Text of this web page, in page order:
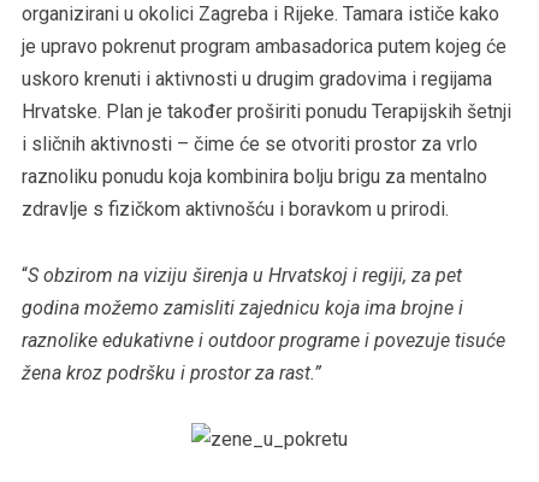
organizirani u okolici Zagreba i Rijeke. Tamara ističe kako
je upravo pokrenut program ambasadorica putem kojeg će
uskoro krenuti i aktivnosti u drugim gradovima i regijama
Hrvatske. Plan je također proširiti ponudu Terapijskih šetnji
i sličnih aktivnosti – čime će se otvoriti prostor za vrlo
raznoliku ponudu koja kombinira bolju brigu za mentalno
zdravlje s fizičkom aktivnošću i boravkom u prirodi.
“S obzirom na viziju širenja u Hrvatskoj i regiji, za pet
godina možemo zamisliti zajednicu koja ima brojne i
raznolike edukativne i outdoor programe i povezuje tisuće
žena kroz podršku i prostor za rast.”